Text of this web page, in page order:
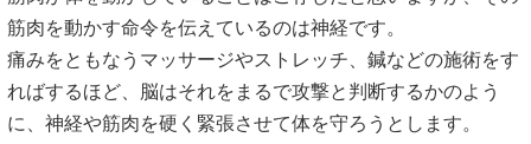
筋肉を動かす命令を伝えているのは神経です。
痛みをともなうマッサージやストレッチ、鍼などの施術をす
ればするほど、脳はそれをまるで攻撃と判断するかのよう
に、神経や筋肉を硬く緊張させて体を守ろうとします。